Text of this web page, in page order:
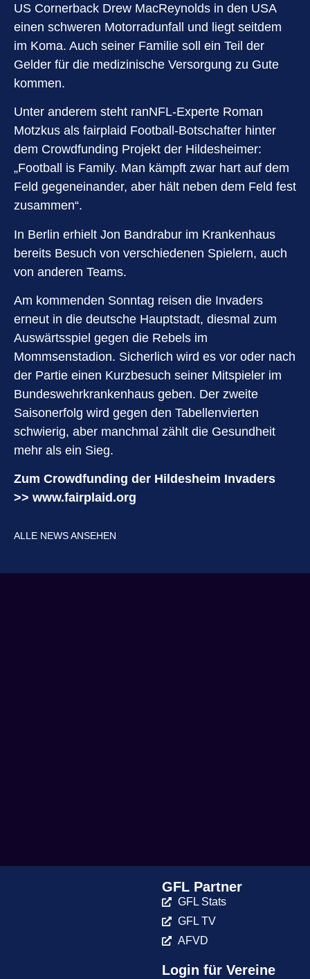
US Cornerback Drew MacReynolds in den USA
einen schweren Motorradunfall und liegt seitdem
im Koma. Auch seiner Familie soll ein Teil der
Gelder für die medizinische Versorgung zu Gute
kommen.
Unter anderem steht ranNFL-Experte Roman
Motzkus als fairplaid Football-Botschafter hinter
dem Crowdfunding Projekt der Hildesheimer:
„Football is Family. Man kämpft zwar hart auf dem
Feld gegeneinander, aber hält neben dem Feld fest
zusammen“.
In Berlin erhielt Jon Bandrabur im Krankenhaus
bereits Besuch von verschiedenen Spielern, auch
von anderen Teams.
Am kommenden Sonntag reisen die Invaders
erneut in die deutsche Hauptstadt, diesmal zum
Auswärtsspiel gegen die Rebels im
Mommsenstadion. Sicherlich wird es vor oder nach
der Partie einen Kurzbesuch seiner Mitspieler im
Bundeswehrkrankenhaus geben. Der zweite
Saisonerfolg wird gegen den Tabellenvierten
schwierig, aber manchmal zählt die Gesundheit
mehr als ein Sieg.
Zum Crowdfunding der Hildesheim Invaders
>> www.fairplaid.org
ALLE NEWS ANSEHEN
GFL Partner
GFL Stats
GFL TV
AFVD
Login für Vereine